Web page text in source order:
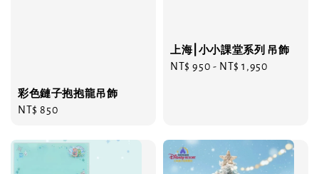
彩色鏈子抱抱龍吊飾
Regular
NT$ 850
上海⎮小小課堂系列 吊飾
Regular
NT$ 950 - NT$ 1,950